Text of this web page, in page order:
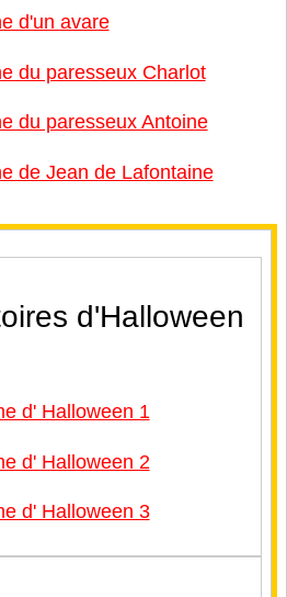
d'un avare
du paresseux Charlot
du paresseux Antoine
de Jean de Lafontaine
d'Halloween
d' Halloween 1
d' Halloween 2
d' Halloween 3